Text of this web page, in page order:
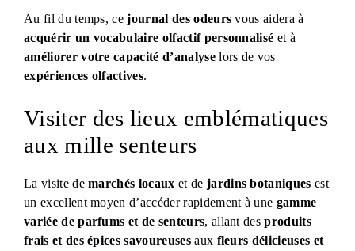
Au fil du temps, cejournal des odeurs vous aidera à
acquérir un vocabulaire olfactif personnalisé et à
améliorer votre capacité d’analyselors de vos
expériences olfactives.
Visiter des lieux emblématiques
aux mille senteurs
La visite demarchés locaux et de jardins botaniques est
un excellent moyen d’accéder rapidement à une gamme
variée de parfums et de senteurs, allant desproduits
frais et des épices savoureusesaux fleurs délicieuses et